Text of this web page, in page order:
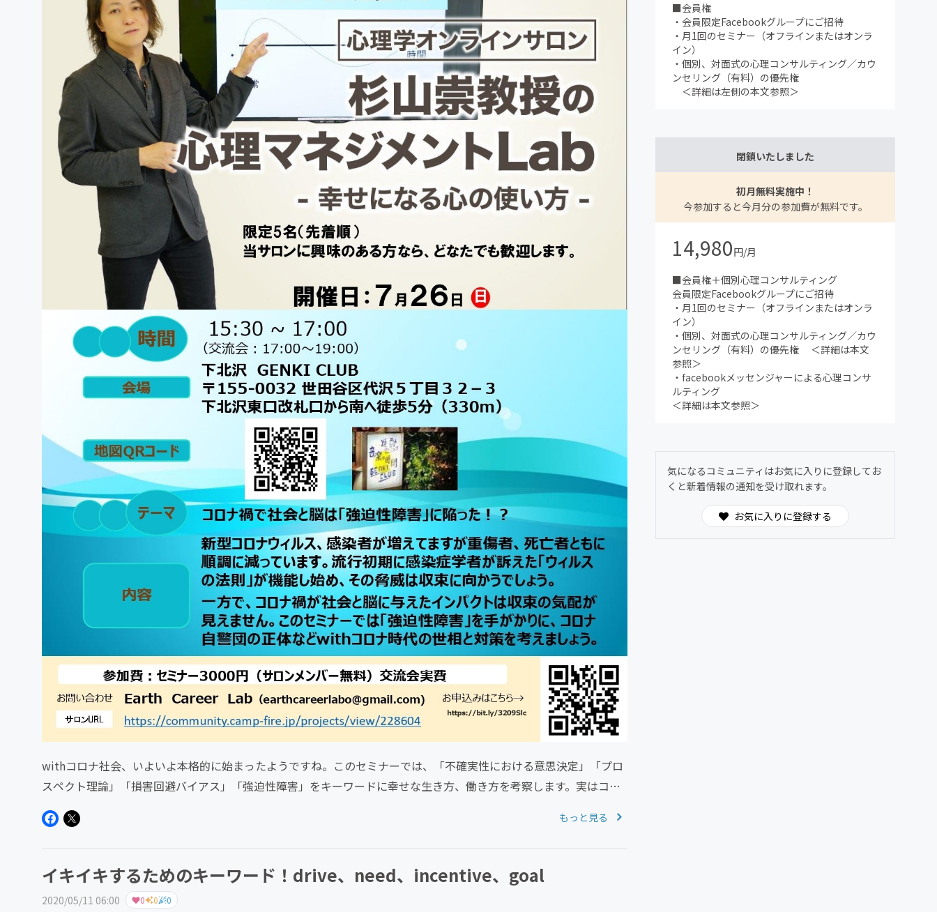
withコロナ社会、いよいよ本格的に始まったようですね。このセミナーでは、「不確実性における意思決定」「プロ
スペクト理論」「損害回避バイアス」「強迫性障害」をキーワードに幸せな生き方、働き方を考察します。実はコロ
ナ禍と言われる社会状況...
もっと見る
イキイキするためのキーワード！drive、need、incentive、goal
2020/05/11 06:00 0 0 0
■会員権
・会員限定Facebookグループにご招待
・月1回のセミナー（オフラインまたはオンラ
イン）
・個別、対面式の心理コンサルティング／カウ
ンセリング（有料）の優先権
＜詳細は左側の本文参照＞
閉鎖いたしました
初月無料実施中！
今参加すると今月分の参加費が無料です。
14,980円/月
■会員権＋個別心理コンサルティング
会員限定Facebookグループにご招待
・月1回のセミナー（オフラインまたはオンラ
イン）
・個別、対面式の心理コンサルティング／カウ
ンセリング（有料）の優先権 ＜詳細は本文
参照＞
・facebookメッセンジャーによる心理コンサ
ルティング
＜詳細は本文参照＞
気になるコミュニティはお気に入りに登録してお
くと新着情報の通知を受け取れます。
お気に入りに登録する